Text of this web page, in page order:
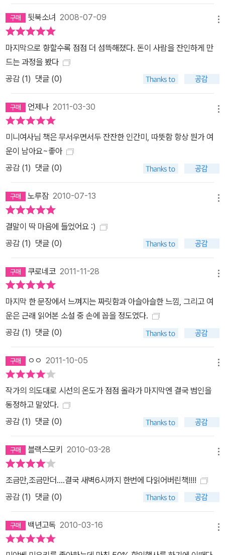
뒷북소녀 2008-07-09
마지막으로 향할수록 점점 더 섬뜩해졌다. 돈이 사람을 잔인하게 만
드는 과정을 봤다
공감 (1) 댓글 (0)
언제나 2011-03-30
미니여사님 책은 무서우면서두 잔잔한 인간미, 따뜻함 항상 뭔가 여
운이 남아요~좋아
공감 (1) 댓글 (0)
노루잠2010-07-13
결말이 딱 마음에 들었어요 :)
공감 (1) 댓글 (0)
쿠로네코 2011-11-28
마지막 한 문장에서 느껴지는 짜릿함과 아슬아슬한 느낌, 그리고 여
운은 근래 읽어본 소설 중 손에 꼽을 정도였다.
공감 (1) 댓글 (0)
ㅇㅇ 2011-10-05
작가의 의도대로 시선의 온도가 점점 올라가 마지막엔 결국 범인을
동정하고 말았다.
공감 (1) 댓글 (0)
블랙스모키 2010-03-28
조금만,조금만더....결국 새벽6시까지 한번에 다읽어버린책!!!!
공감 (1) 댓글 (0)
백년고독 2010-03-16